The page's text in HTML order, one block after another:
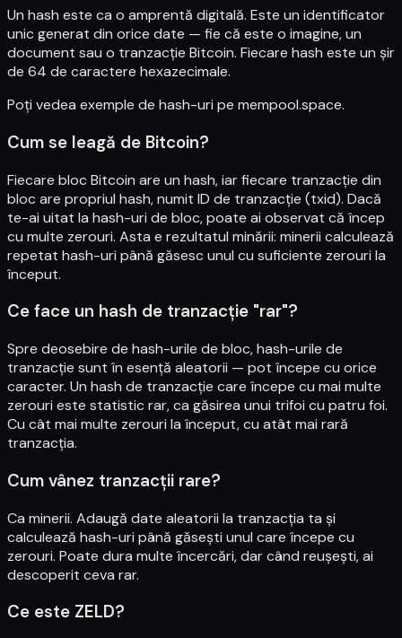
Un hash este ca o amprentă digitală. Este un identificator
unic generat din orice date — fie că este o imagine, un
document sau o tranzacție Bitcoin. Fiecare hash este un șir
de 64 de caractere hexazecimale.
Poți vedea exemple de hash-uri pe mempool.space.
Cum se leagă de Bitcoin?
Fiecare bloc Bitcoin are un hash, iar fiecare tranzacție din
bloc are propriul hash, numit ID de tranzacție (txid). Dacă
te-ai uitat la hash-uri de bloc, poate ai observat că încep
cu multe zerouri. Asta e rezultatul minării: minerii calculează
repetat hash-uri până găsesc unul cu suficiente zerouri la
început.
Ce face un hash de tranzacție "rar"?
Spre deosebire de hash-urile de bloc, hash-urile de
tranzacție sunt în esență aleatorii — pot începe cu orice
caracter. Un hash de tranzacție care începe cu mai multe
zerouri este statistic rar, ca găsirea unui trifoi cu patru foi.
Cu cât mai multe zerouri la început, cu atât mai rară
tranzacția.
Cum vânez tranzacții rare?
Ca minerii. Adaugă date aleatorii la tranzacția ta și
calculează hash-uri până găsești unul care începe cu
zerouri. Poate dura multe încercări, dar când reușești, ai
descoperit ceva rar.
Ce este ZELD?